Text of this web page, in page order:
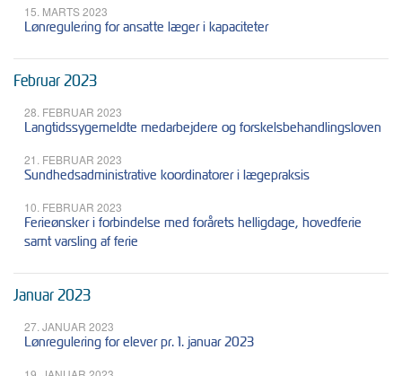
15. MARTS 2023
Lønregulering for ansatte læger i kapaciteter
Februar 2023
28. FEBRUAR 2023
Langtidssygemeldte medarbejdere og forskelsbehandlingsloven
21. FEBRUAR 2023
Sundhedsadministrative koordinatorer i lægepraksis
10. FEBRUAR 2023
Ferieønsker i forbindelse med forårets helligdage, hovedferie
samt varsling af ferie
Januar 2023
27. JANUAR 2023
Lønregulering for elever pr. 1. januar 2023